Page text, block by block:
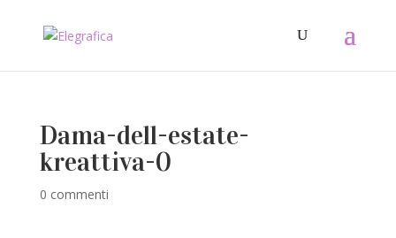
Dama-dell-estate-
kreattiva-0
0 commenti